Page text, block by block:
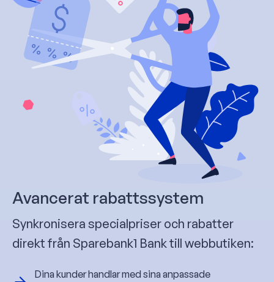
Avancerat rabattssystem
Synkronisera specialpriser och rabatter
direkt från Sparebank1 Bank till webbutiken:
Dina kunder handlar med sina anpassade